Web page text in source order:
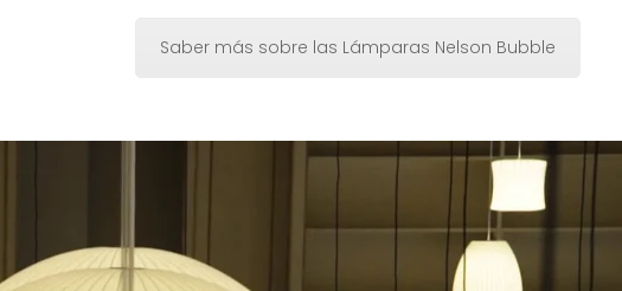
Saber más sobre las Lámparas Nelson Bubble